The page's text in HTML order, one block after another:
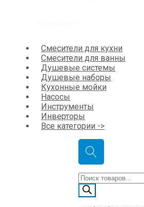
Смесители для кухни
Смесители для ванны
Душевые системы
Душевые наборы
Кухонные мойки
Насосы
Инструменты
Инверторы
Все категории ->
Поиск
товаров